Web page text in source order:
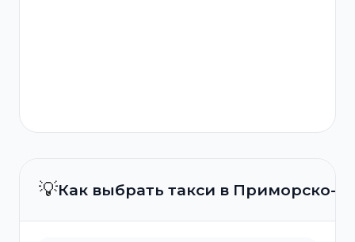
💡Как выбрать такси в Приморско-